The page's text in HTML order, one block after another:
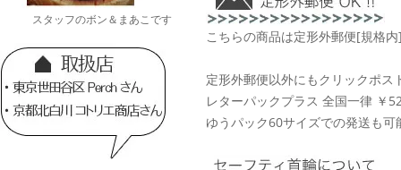
こちらの商品は定形外郵便[規格
定形外郵便以外にもクリックポス
レターパックプラス 全国一律 ￥
ゆうパック60サイズでの発送も可
スタッフのボン＆まあこです